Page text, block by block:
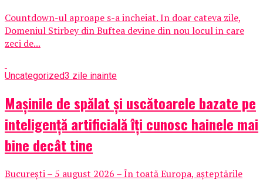
Countdown-ul aproape s-a incheiat. In doar cateva zile,
Domeniul Stirbey din Buftea devine din nou locul in care
zeci de...
Uncategorized3 zile inainte
Mașinile de spălat și uscătoarele bazate pe
inteligență artificială îți cunosc hainele mai
bine decât tine
București – 5 august 2026 – În toată Europa, așteptările